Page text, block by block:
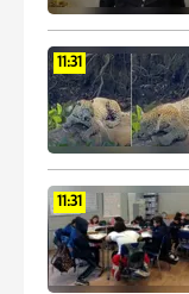
11:31
11:31